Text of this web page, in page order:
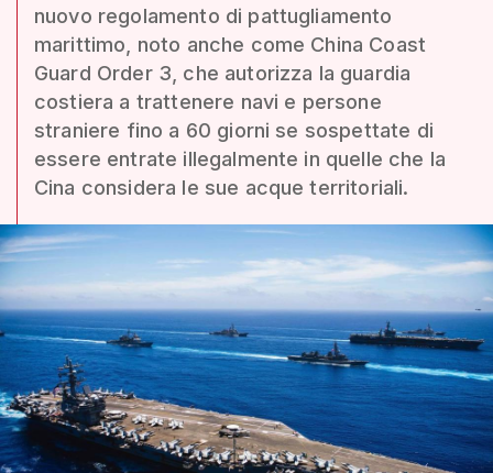
nuovo regolamento di pattugliamento
marittimo, noto anche come China Coast
Guard Order 3, che autorizza la guardia
costiera a trattenere navi e persone
straniere fino a 60 giorni se sospettate di
essere entrate illegalmente in quelle che la
Cina considera le sue acque territoriali.